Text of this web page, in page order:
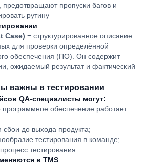
пропуски багов и
рутину​
Case) = структурированное описание
для проверки определённой
обеспечения (ПО). Он содержит
ожидаемый результат и фактический
важны в тестировании
QA-специалисты могут:
программное обеспечение работает
сбои до выхода продукта;
тестирования в команде;
тестирования.
в TMS